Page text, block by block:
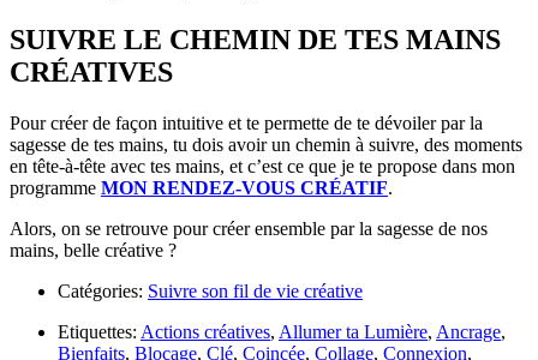
SUIVRE LE CHEMIN DE TES MAINS
CRÉATIVES
Pour créer de façon intuitive et te permette de te dévoiler par la
sagesse de tes mains, tu dois avoir un chemin à suivre, des moments
en tête-à-tête avec tes mains, et c’est ce que je te propose dans mon
programme MON RENDEZ-VOUS CRÉATIF.
Alors, on se retrouve pour créer ensemble par la sagesse de nos
mains, belle créative ?
Catégories: Suivre son fil de vie créative
Etiquettes: Actions créatives, Allumer ta Lumière, Ancrage,
Bienfaits, Blocage, Clé, Coincée, Collage, Connexion,